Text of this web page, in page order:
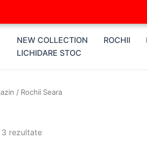
NEW COLLECTION
ROCHII
LICHIDARE STOC
/ Rochii Seara
rezultate